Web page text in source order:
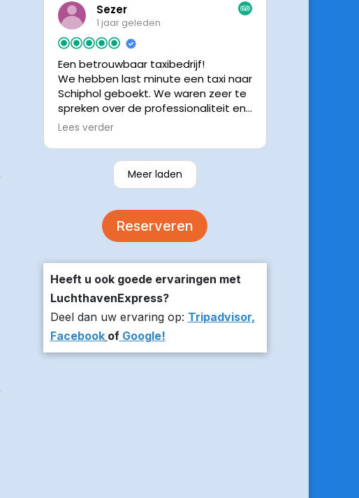
staat.Altijd nette chauffeurs, en in
mijn geval is het voordeliger dan
parkeren op P3 bij 9 dagen parkeren.
En dan hopen dat je auto geen
schade heeft ivm de krappe
parkeervakken. Ik beveel
Luchthavenexpress dan ook zeker
aan.
Sezer
1 jaar geleden
Een betrouwbaar taxibedrijf!
We hebben last minute een taxi naar
Schiphol geboekt. We waren zeer te
spreken over de professionaliteit en
vriendelijkheid van luchthavenexpres!
verzekerde om er op tijd te zijn en
stuurde z’n live locatie een paar
minuten voor aanvang bij ons thuis.
volgende keer zou ik weer hier
Lees verder
Meer laden
Reserveren
Heeft u ook goede ervaringen met
LuchthavenExpress?
Deel dan uw ervaring op: Tripadvisor,
Facebook ofGoogle!